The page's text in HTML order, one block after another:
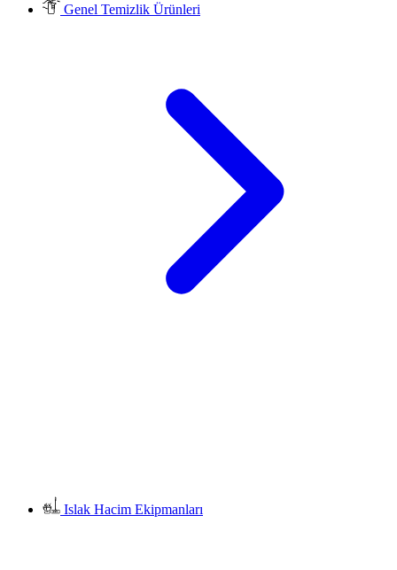
Genel Temizlik Ürünleri
Islak Hacim Ekipmanları